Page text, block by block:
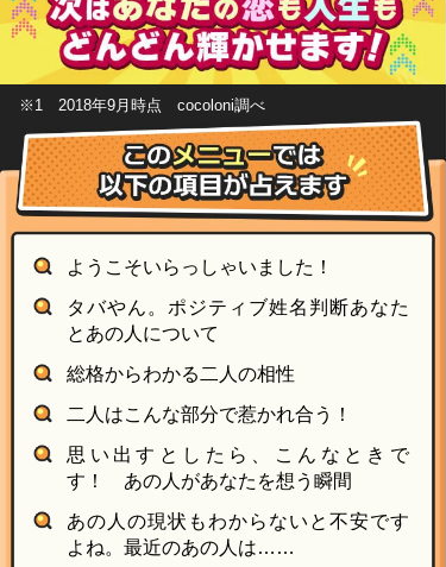
※1 2018年9月時点 cocoloni調べ
ようこそいらっしゃいました！
タバやん。ポジティブ姓名判断あなた
とあの人について
総格からわかる二人の相性
二人はこんな部分で惹かれ合う！
思い出すとしたら、こんなときで
す！ あの人があなたを想う瞬間
あの人の現状もわからないと不安です
よね。最近のあの人は……